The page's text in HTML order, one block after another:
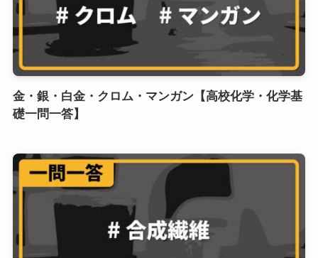
金・銀・白金・クロム・マンガン【高校化学・化学基
礎一問一答】